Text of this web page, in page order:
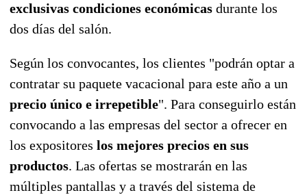
exclusivas condiciones económicas durante los
dos días del salón.
Según los convocantes, los clientes "podrán optar a
contratar su paquete vacacional para este año a un
precio único e irrepetible". Para conseguirlo están
convocando a las empresas del sector a ofrecer en
los expositores los mejores precios en sus
productos. Las ofertas se mostrarán en las
múltiples pantallas y a través del sistema de